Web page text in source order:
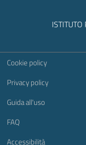
ISTITUTO
Sezione Link
Cookie policy
Privacy policy
Guida all'uso
FAQ
Accessibilità